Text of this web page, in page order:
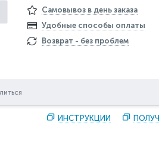
Самовывоз в день заказа
Удобные способы оплаты
Возврат - без проблем
ИНСТРУКЦИИ